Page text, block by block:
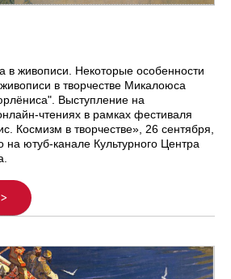
в живописи. Некоторые особенности
в творчестве Микалоюса
Выступление на
чтениях в рамках фестиваля
Космизм в творчестве», 26 сентября,
на ютуб-канале Культурного Центра